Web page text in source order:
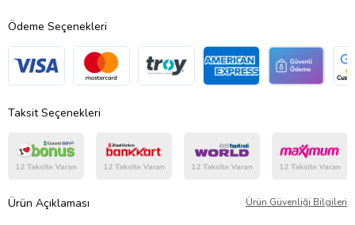
Ödeme Seçenekleri
Taksit Seçenekleri
Ürün Açıklaması Ürün Güvenliği Bilgileri